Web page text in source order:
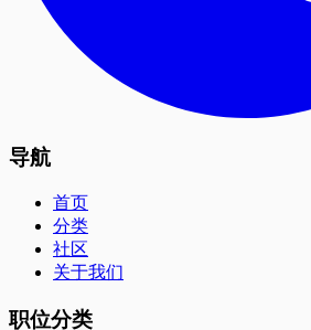
导航
首页
分类
社区
关于我们
职位分类